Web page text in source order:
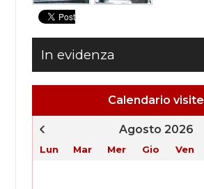
Calendario visite
Agosto 2026
Lun Mar Mer Gio Ven
In evidenza